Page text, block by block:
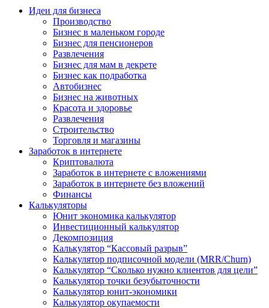
Идеи для бизнеса
Производство
Бизнес в маленьком городе
Бизнес для пенсионеров
Развлечения
Бизнес для мам в декрете
Бизнес как подработка
Автобизнес
Бизнес на животных
Красота и здоровье
Развлечения
Строительство
Торговля и магазины
Заработок в интернете
Криптовалюта
Заработок в интернете c вложениями
Заработок в интернете без вложений
Финансы
Калькуляторы
Юнит экономика калькулятор
Инвестиционный калькулятор
Декомпозиция
Калькулятор “Кассовый разрыв”
Калькулятор подписочной модели (MRR/Churn)
Калькулятор “Сколько нужно клиентов для цели”
Калькулятор точки безубыточности
Калькулятор юнит-экономики
Калькулятор окупаемости